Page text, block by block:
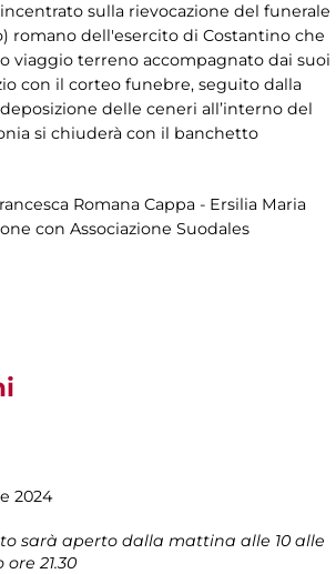
sulla rievocazione del funerale
romano dell'esercito di Costantino che
viaggio terreno accompagnato dai suoi
con il corteo funebre, seguito dalla
delle ceneri all’interno del
si chiuderà con il banchetto
Romana Cappa - Ersilia Maria
con Associazione Suodales
2024
sarà aperto dalla mattina alle 10 alle
21.30